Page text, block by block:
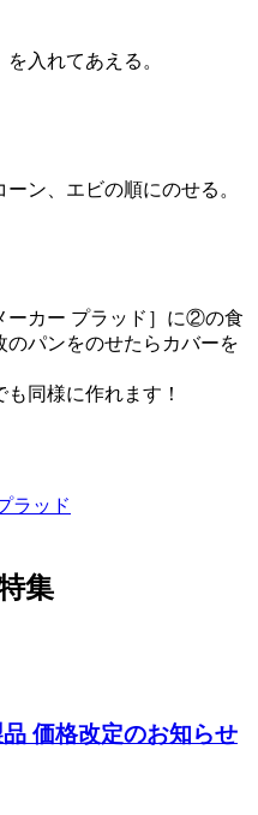
入れてあえる。
ン、エビの順にのせる。
ーカー プラッド］に②の食
パンをのせたらカバーを
同様に作れます！
ラッド
集
価格改定のお知らせ